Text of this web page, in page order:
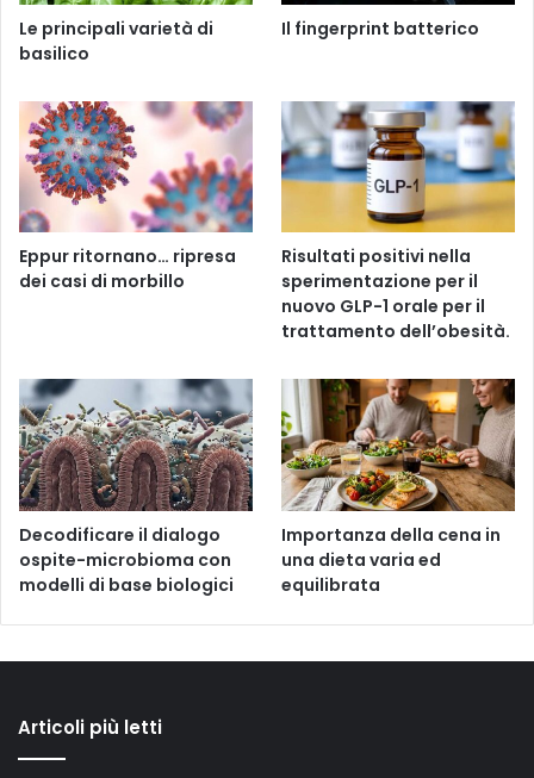
Le principali varietà di
basilico
Il fingerprint batterico
Eppur ritornano… ripresa
dei casi di morbillo
Risultati positivi nella
sperimentazione per il
nuovo GLP-1 orale per il
trattamento dell’obesità.
Decodificare il dialogo
ospite-microbioma con
modelli di base biologici
Importanza della cena in
una dieta varia ed
equilibrata
Articoli più letti